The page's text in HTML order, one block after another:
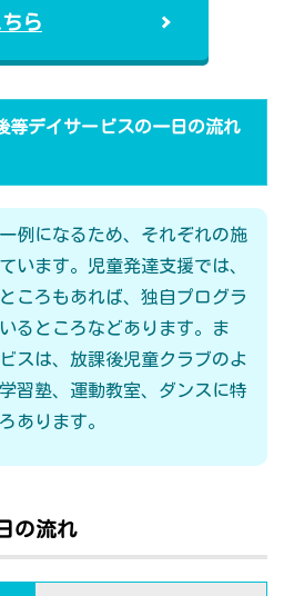
ら
等デイサービスの一日の流れ
例になるため、それぞれの施
います。児童発達支援では、
ころもあれば、独自プログラ
るところなどあります。ま
スは、放課後児童クラブのよ
習塾、運動教室、ダンスに特
あります。
の流れ